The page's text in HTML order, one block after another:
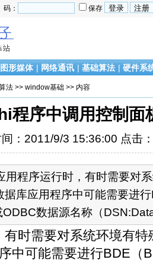
： 保存
图形媒体 | 网络通讯 | 基础算法 | 硬件系
法 >> window基础 >> 内容
程序中调用控制面
间：2011/9/3 15:36:00 点击
用程序运行时，有时需要对
据库应用程序中可能需要进
数据源名称（
有时需要对系统环境有
中可能需要进行BDE（